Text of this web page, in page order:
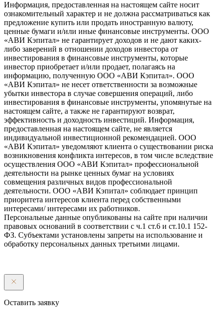
Информация, предоставленная на настоящем сайте носит
ознакомительный характер и не должна рассматриваться как
предложение купить или продать иностранную валюту,
ценные бумаги и/или иные финансовые инструменты. ООО
«АВИ Кэпитал» не гарантирует доходов и не дают каких-
либо заверений в отношении доходов инвестора от
инвестирования в финансовые инструменты, которые
инвестор приобретает и/или продает, полагаясь на
информацию, полученную ООО «АВИ Кэпитал». ООО
«АВИ Кэпитал» не несет ответственности за возможные
убытки инвестора в случае совершения операций, либо
инвестирования в финансовые инструменты, упомянутые на
настоящем сайте, а также не гарантируют возврат,
эффективность и доходность инвестиций. Информация,
предоставленная на настоящем сайте, не является
индивидуальной инвестиционной рекомендацией. ООО
«АВИ Кэпитал» уведомляют клиента о существовании риска
возникновения конфликта интересов, в том числе вследствие
осуществления ООО «АВИ Кэпитал» профессиональной
деятельности на рынке ценных бумаг на условиях
совмещения различных видов профессиональной
деятельности. ООО «АВИ Кэпитал» соблюдает принцип
приоритета интересов клиента перед собственными
интересами/ интересами их работников.
Персональные данные опубликованы на сайте при наличии
правовых оснований в соответствии с ч.1 ст.6 и ст.10.1 152-
ФЗ. Субъектами установлены запреты на использование и
обработку персональных данных третьими лицами.
Оставить заявку